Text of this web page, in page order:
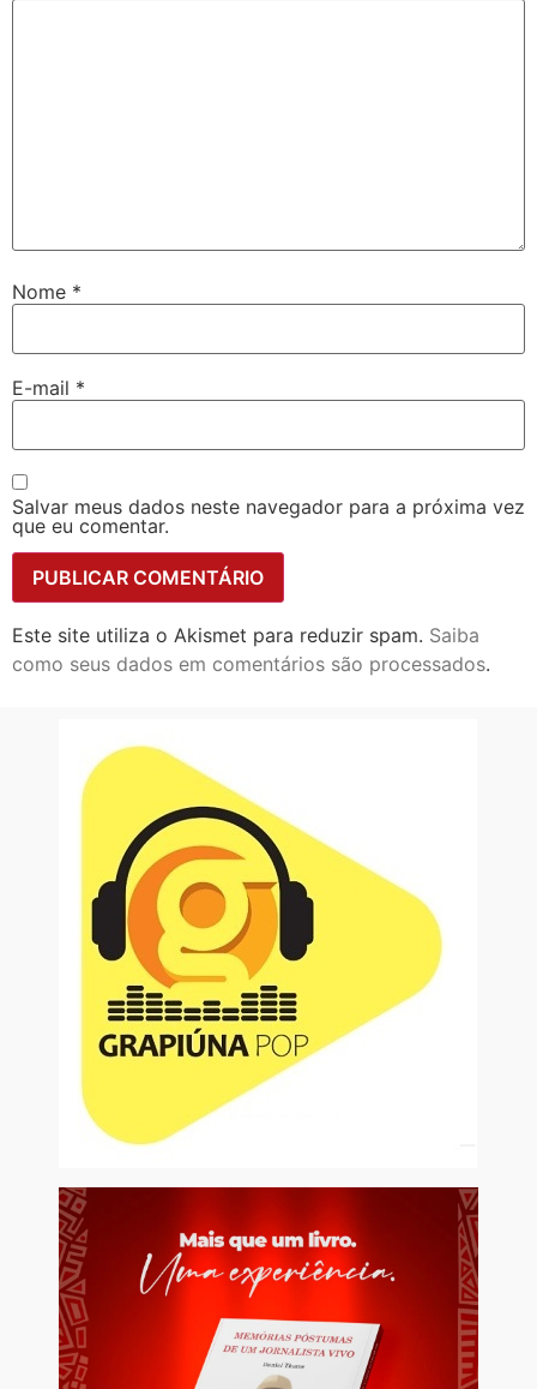
Nome *
E-mail *
Salvar meus dados neste navegador para a próxima vez
que eu comentar.
Este site utiliza o Akismet para reduzir spam. Saiba
como seus dados em comentários são processados.